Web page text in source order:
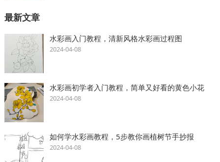
最新文章
水彩画入门教程，清新风格水彩画过程图
2024-04-08
水彩画初学者入门教程，简单又好看的黄色小花
2024-04-08
如何学水彩画教程，5步教你画植树节手抄报
2024-04-08